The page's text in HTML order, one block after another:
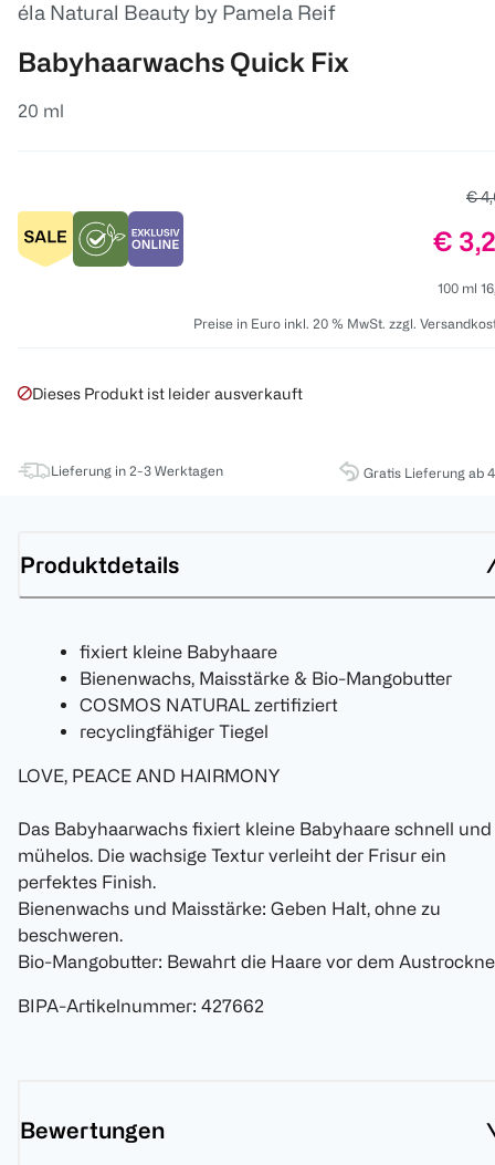
éla Natural Beauty by Pamela Reif
Babyhaarwachs Quick Fix
20 ml
€
€
100 ml
Preise in Euro inkl. 20 % MwSt. zzgl.
Dieses Produkt ist leider ausverkauft
Lieferung in 2-3 Werktagen Gratis Lieferung ab
Produktdetails
fixiert kleine Babyhaare
Bienenwachs, Maisstärke & Bio-Mangobutter
COSMOS NATURAL zertifiziert
recyclingfähiger Tiegel
LOVE, PEACE AND HAIRMONY
Das Babyhaarwachs fixiert kleine Babyhaare schnell und
mühelos. Die wachsige Textur verleiht der Frisur ein
perfektes Finish.
Bienenwachs und Maisstärke: Geben Halt, ohne zu
beschweren.
Bio-Mangobutter: Bewahrt die Haare vor dem
BIPA-Artikelnummer: 427662
Bewertungen